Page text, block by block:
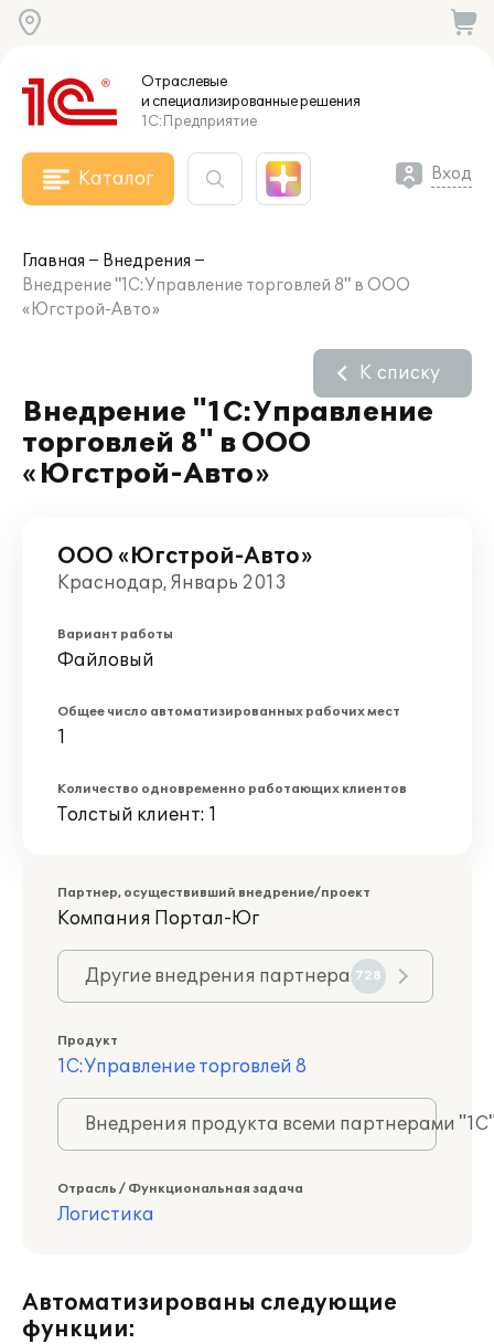
Отраслевые
и специализированныерешения
1С:Предприятие
Каталог Вход
Главная
Внедрения
Внедрение "1С:Управление торговлей 8" в ООО
«Югстрой-Авто»
Внедрение "1С:Управление
торговлей 8" в ООО
«Югстрой-Авто»
К списку
ООО «Югстрой-Авто»
Краснодар, Январь 2013
Вариант работы
Файловый
Общее число автоматизированных рабочих мест
1
Количество одновременно работающих клиентов
Толстый клиент: 1
Партнер, осуществивший внедрение/проект
Компания Портал-Юг
Другие внедрения партнера 728
Продукт
1С:Управление торговлей 8
Внедрения продукта всеми партнерами
Отрасль / Функциональная задача
Логистика
Автоматизированы следующие
функции: